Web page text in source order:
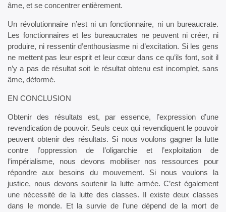
âme, et se concentrer entièrement.
Un révolutionnaire n’est ni un fonctionnaire, ni un bureaucrate.
Les fonctionnaires et les bureaucrates ne peuvent ni créer, ni
produire, ni ressentir d’enthousiasme ni d’excitation. Si les gens
ne mettent pas leur esprit et leur cœur dans ce qu’ils font, soit il
n’y a pas de résultat soit le résultat obtenu est incomplet, sans
âme, déformé.
EN CONCLUSION
Obtenir des résultats est, par essence, l’expression d’une
revendication de pouvoir. Seuls ceux qui revendiquent le pouvoir
peuvent obtenir des résultats. Si nous voulons gagner la lutte
contre l’oppression de l’oligarchie et l’exploitation de
l’impérialisme, nous devons mobiliser nos ressources pour
répondre aux besoins du mouvement. Si nous voulons la
justice, nous devons soutenir la lutte armée. C’est également
une nécessité de la lutte des classes. Il existe deux classes
dans le monde. Et la survie de l’une dépend de la mort de